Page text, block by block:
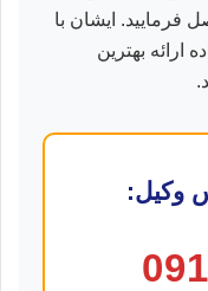
ایشان با
ارائه بهترین
وکیل: